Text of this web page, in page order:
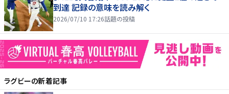
到達 記録の意味を読み解く
2026/07/10 17:26話題の投稿
ラグビーの新着記事